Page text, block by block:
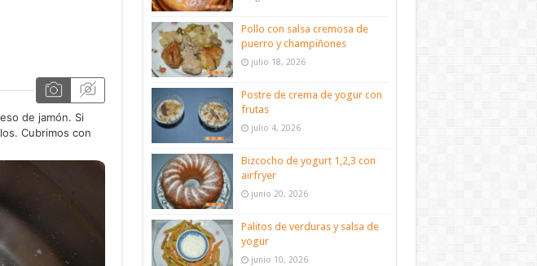
de jamón. Si
Cubrimos con
Pollo con salsa cremosa de
puerro y champiñones
julio 18, 2026
Postre de crema de yogur con
frutas
julio 4, 2026
Bizcocho de yogurt 1,2,3 con
airfryer
junio 20, 2026
Palitos de verduras y salsa de
yogur
junio 10, 2026